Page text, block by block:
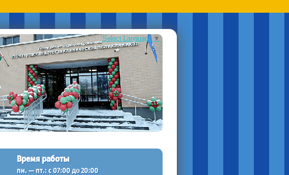
Select Language ▼
Время работы
пн. — пт.: c 07:00 до 20:00